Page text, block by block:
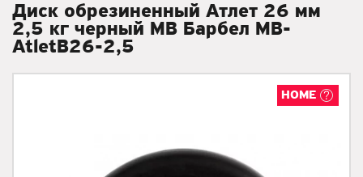
Диск обрезиненный Атлет 26 мм
2,5 кг черный МВ Барбел MB-
AtletB26-2,5
HOME